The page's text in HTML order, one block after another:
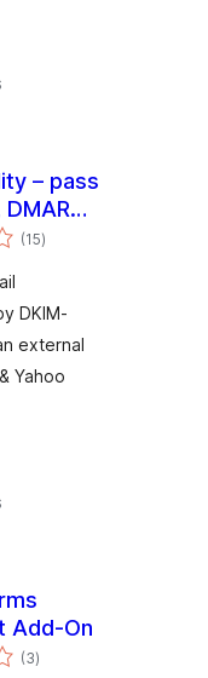
– pass
DMARC
(15total
ratings
)
DKIM-
external
Yahoo
Add-On
(3total
ratings
)